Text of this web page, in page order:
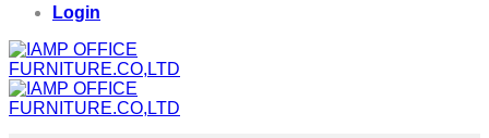
Login